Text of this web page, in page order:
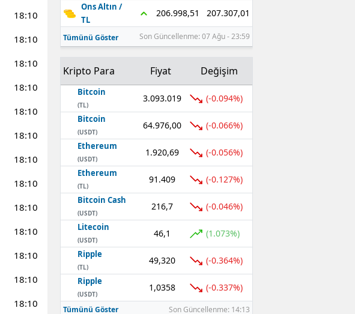
18:10
18:10
18:10
18:10
18:10
18:10
18:10
18:10
18:10
18:10
18:10
18:10
18:10
Ons Altın /
TL
206.998,51 207.307,01
Tümünü Göster Son Güncellenme: 07 Ağu - 23:59
Kripto Para Fiyat Değişim
Bitcoin
(TL)
3.093.019 (-0.094%)
Bitcoin
(USDT)
64.976,00 (-0.066%)
Ethereum
(USDT)
1.920,69 (-0.056%)
Ethereum
(TL)
91.409 (-0.127%)
Bitcoin Cash
(USDT)
216,7 (-0.046%)
Litecoin
(USDT)
46,1 (1.073%)
Ripple
(TL)
49,320 (-0.364%)
Ripple
(USDT)
1,0358 (-0.337%)
Tümünü Göster Son Güncellenme: 14:13